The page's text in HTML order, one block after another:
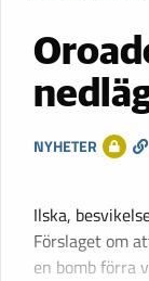
NYHETER
Ilska,
Förslaget om
en bomb förra